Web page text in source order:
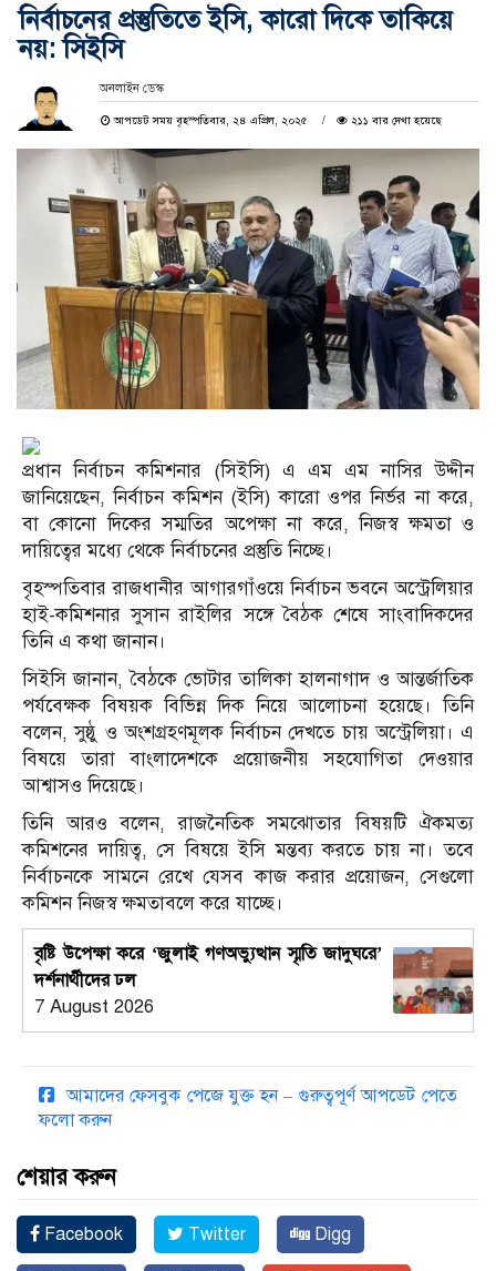
নির্বাচনের প্রস্তুতিতে ইসি, কারো দিকে তাকিয়ে
নয়: সিইসি
অনলাইন ডেস্ক
আপডেট সময় বৃহস্পতিবার, ২৪ এপ্রিল, ২০২৫ ২১১ বার দেখা হয়েছে
প্রধান নির্বাচন কমিশনার (সিইসি) এ এম এম নাসির উদ্দীন
জানিয়েছেন, নির্বাচন কমিশন (ইসি) কারো ওপর নির্ভর না করে,
বা কোনো দিকের সম্মতির অপেক্ষা না করে, নিজস্ব ক্ষমতা ও
দায়িত্বের মধ্যে থেকে নির্বাচনের প্রস্তুতি নিচ্ছে।
বৃহস্পতিবার রাজধানীর আগারগাঁওয়ে নির্বাচন ভবনে অস্ট্রেলিয়ার
হাই-কমিশনার সুসান রাইলির সঙ্গে বৈঠক শেষে সাংবাদিকদের
তিনি এ কথা জানান।
সিইসি জানান, বৈঠকে ভোটার তালিকা হালনাগাদ ও আন্তর্জাতিক
পর্যবেক্ষক বিষয়ক বিভিন্ন দিক নিয়ে আলোচনা হয়েছে। তিনি
বলেন, সুষ্ঠু ও অংশগ্রহণমূলক নির্বাচন দেখতে চায় অস্ট্রেলিয়া। এ
বিষয়ে তারা বাংলাদেশকে প্রয়োজনীয় সহযোগিতা দেওয়ার
আশ্বাসও দিয়েছে।
তিনি আরও বলেন, রাজনৈতিক সমঝোতার বিষয়টি ঐকমত্য
কমিশনের দায়িত্ব, সে বিষয়ে ইসি মন্তব্য করতে চায় না। তবে
নির্বাচনকে সামনে রেখে যেসব কাজ করার প্রয়োজন, সেগুলো
কমিশন নিজস্ব ক্ষমতাবলে করে যাচ্ছে।
বৃষ্টি উপেক্ষা করে ‘জুলাই গণঅভ্যুত্থান স্মৃতি জাদুঘরে’
দর্শনার্থীদের ঢল
7 August 2026
আমাদের ফেসবুক পেজে যুক্ত হন – গুরুত্বপূর্ণ আপডেট পেতে
ফলো করুন
শেয়ার করুন
Facebook Twitter Digg